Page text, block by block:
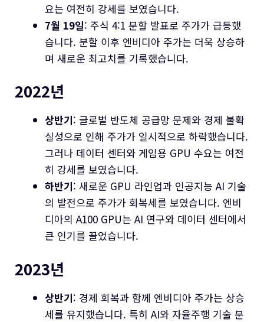
요는 여전히 강세를 보였습니다.
7월 19일: 주식 4:1 분할 발표로 주가가 급등했
습니다. 분할 이후 엔비디아 주가는 더욱 상승하
며 새로운 최고치를 기록했습니다.
2022년
상반기: 글로벌 반도체 공급망 문제와 경제 불확
실성으로 인해 주가가 일시적으로 하락했습니다.
그러나 데이터 센터와 게임용 GPU 수요는 여전
히 강세를 보였습니다.
하반기: 새로운 GPU 라인업과 인공지능 AI 기술
의 발전으로 주가가 회복세를 보였습니다. 엔비
디아의 A100 GPU는 AI 연구와 데이터 센터에서
큰 인기를 끌었습니다.
2023년
상반기: 경제 회복과 함께 엔비디아 주가는 상승
세를 유지했습니다. 특히 AI와 자율주행 기술 분